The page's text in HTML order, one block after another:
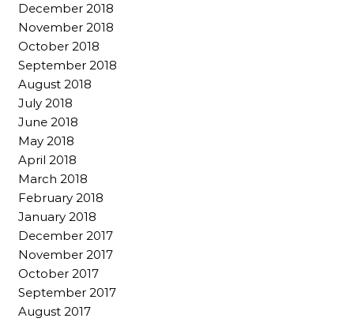
December 2018
November 2018
October 2018
September 2018
August 2018
July 2018
June 2018
May 2018
April 2018
March 2018
February 2018
January 2018
December 2017
November 2017
October 2017
September 2017
August 2017